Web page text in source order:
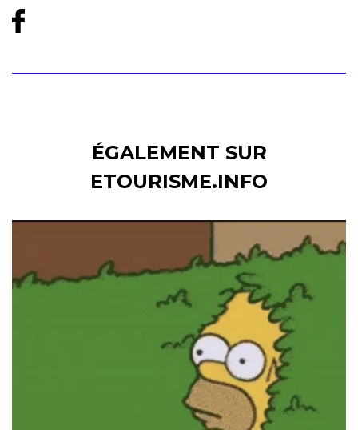
ÉGALEMENT SUR
ETOURISME.INFO